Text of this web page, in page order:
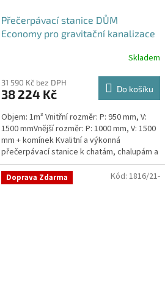
Přečerpávací stanice DŮM
Economy pro gravitační kanalizace
produktu
je
z
5
hvězdiček.
Skladem
31 590 Kč bez DPH
38 224 Kč Do košíku
Objem: 1m³ Vnitřní rozměr: P: 950 mm, V:
1500 mmVnější rozměr: P: 1000 mm, V: 1500
mm + komínek Kvalitní a výkonná
přečerpávací stanice k chatám, chalupám a
rodinným domům...
Doprava Zdarma Kód: 1816/21-